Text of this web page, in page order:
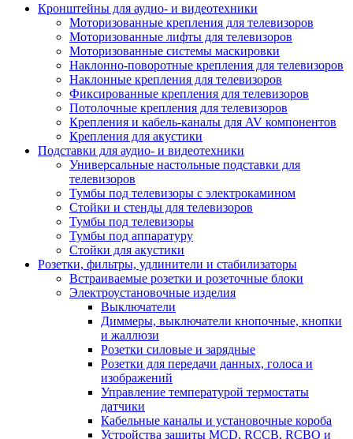
Кронштейны для аудио- и видеотехники
Моторизованные крепления для телевизоров
Моторизованные лифты для телевизоров
Моторизованные системы маскировки
Наклонно-поворотные крепления для телевизоров
Наклонные крепления для телевизоров
Фиксированные крепления для телевизоров
Потолочные крепления для телевизоров
Крепления и кабель-каналы для AV компонентов
Крепления для акустики
Подставки для аудио- и видеотехники
Универсальные настольные подставки для
телевизоров
Тумбы под телевизоры с электрокамином
Стойки и стенды для телевизоров
Тумбы под телевизоры
Тумбы под аппаратуру
Стойки для акустики
Розетки, фильтры, удлинители и стабилизаторы
Встраиваемые розетки и розеточные блоки
Электроустановочные изделия
Выключатели
Диммеры, выключатели кнопочные, кнопки
и жаллюзи
Розетки силовые и зарядные
Розетки для передачи данных, голоса и
изображений
Управление температурой термостаты
датчики
Кабельные каналы и установочные короба
Устройства защиты MCD, RCCB, RCBO и